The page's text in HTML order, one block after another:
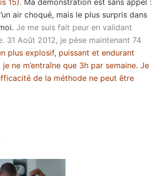
15). Ma démonstration est sans appel :
air choqué, mais le plus surpris dans
. Je me suis fait peur en validant
31 Août 2012, je pèse maintenant 74
plus explosif, puissant et endurant
ne m’entraîne que 3h par semaine. Je
de la méthode ne peut être